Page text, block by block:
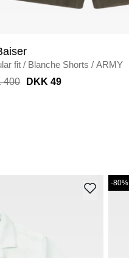
fit / Blanche Shorts / ARMY
400
DKK 49
-80%